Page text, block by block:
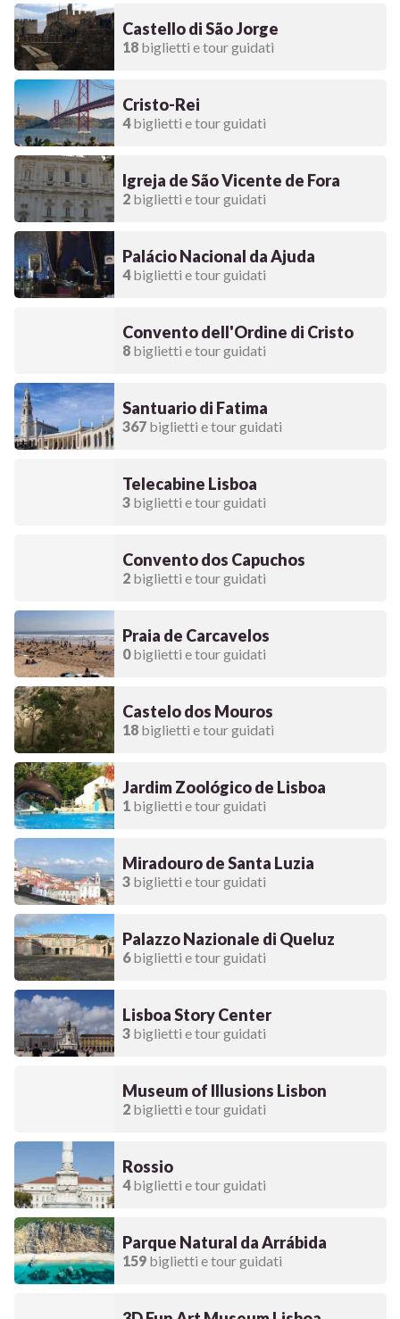
Castello di São Jorge
18biglietti e tour guidati
Cristo-Rei
4biglietti e tour guidati
Igreja de São Vicente de Fora
2biglietti e tour guidati
Palácio Nacional da Ajuda
4biglietti e tour guidati
Convento dell'Ordine di Cristo
8biglietti e tour guidati
Santuario di Fatima
367biglietti e tour guidati
Telecabine Lisboa
3biglietti e tour guidati
Convento dos Capuchos
2biglietti e tour guidati
Praia de Carcavelos
0biglietti e tour guidati
Castelo dos Mouros
18biglietti e tour guidati
Jardim Zoológico de Lisboa
1biglietti e tour guidati
Miradouro de Santa Luzia
3biglietti e tour guidati
Palazzo Nazionale di Queluz
6biglietti e tour guidati
Lisboa Story Center
3biglietti e tour guidati
Museum of Illusions Lisbon
2biglietti e tour guidati
Rossio
4biglietti e tour guidati
Parque Natural da Arrábida
159biglietti e tour guidati